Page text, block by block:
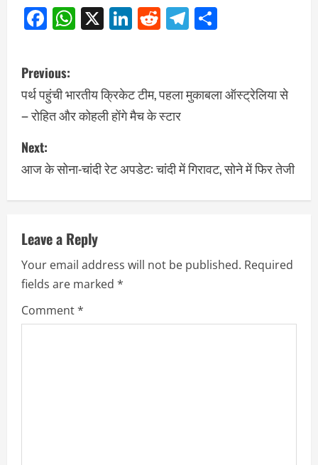
Facebook
WhatsApp
X LinkedIn
RedditTelegram
Previous:
पर्थ पहुंची भारतीय क्रिकेट टीम, पहला मुकाबला ऑस्ट्रेलिया से
– रोहित और कोहली होंगे मैच के स्टार
Next:
आज के सोना-चांदी रेट अपडेट: चांदी में गिरावट, सोने में फिर तेजी
Leave a Reply
Your email address will not be published. Required
fields are marked *
Comment*